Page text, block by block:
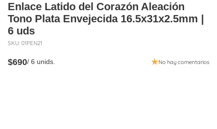
Enlace Latido del Corazón Aleación
Tono Plata Envejecida 16.5x31x2.5mm |
6 uds
SKU: 01PEN21
Precio
$690/ 6 unids. No hay comentarios